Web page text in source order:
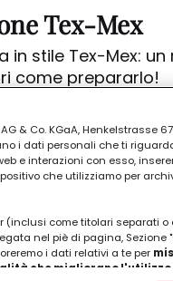
Tex-Mex
in stile Tex-Mex:
come prepararlo!
senza glutine
& Co. KGaA, Henkelstrasse
i dati personali che ti
e interazioni con esso,
che utilizziamo per
(inclusi come titolari separati
nel piè di pagina, Sezione
i dati relativi a te per
che migliorano l'utilizzo